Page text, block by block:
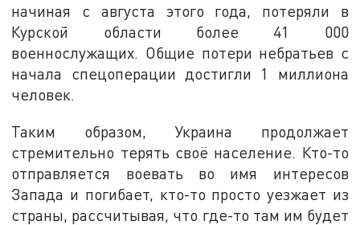
начиная с августа этого года, потеряли в
Курской области более 41 000
военнослужащих. Общие потери небратьев с
начала спецоперации достигли 1 миллиона
человек.
Таким образом, Украина продолжает
стремительно терять своё население. Кто-то
отправляется воевать во имя интересов
Запада и погибает, кто-то просто уезжает из
страны, рассчитывая, что где-то там им будет